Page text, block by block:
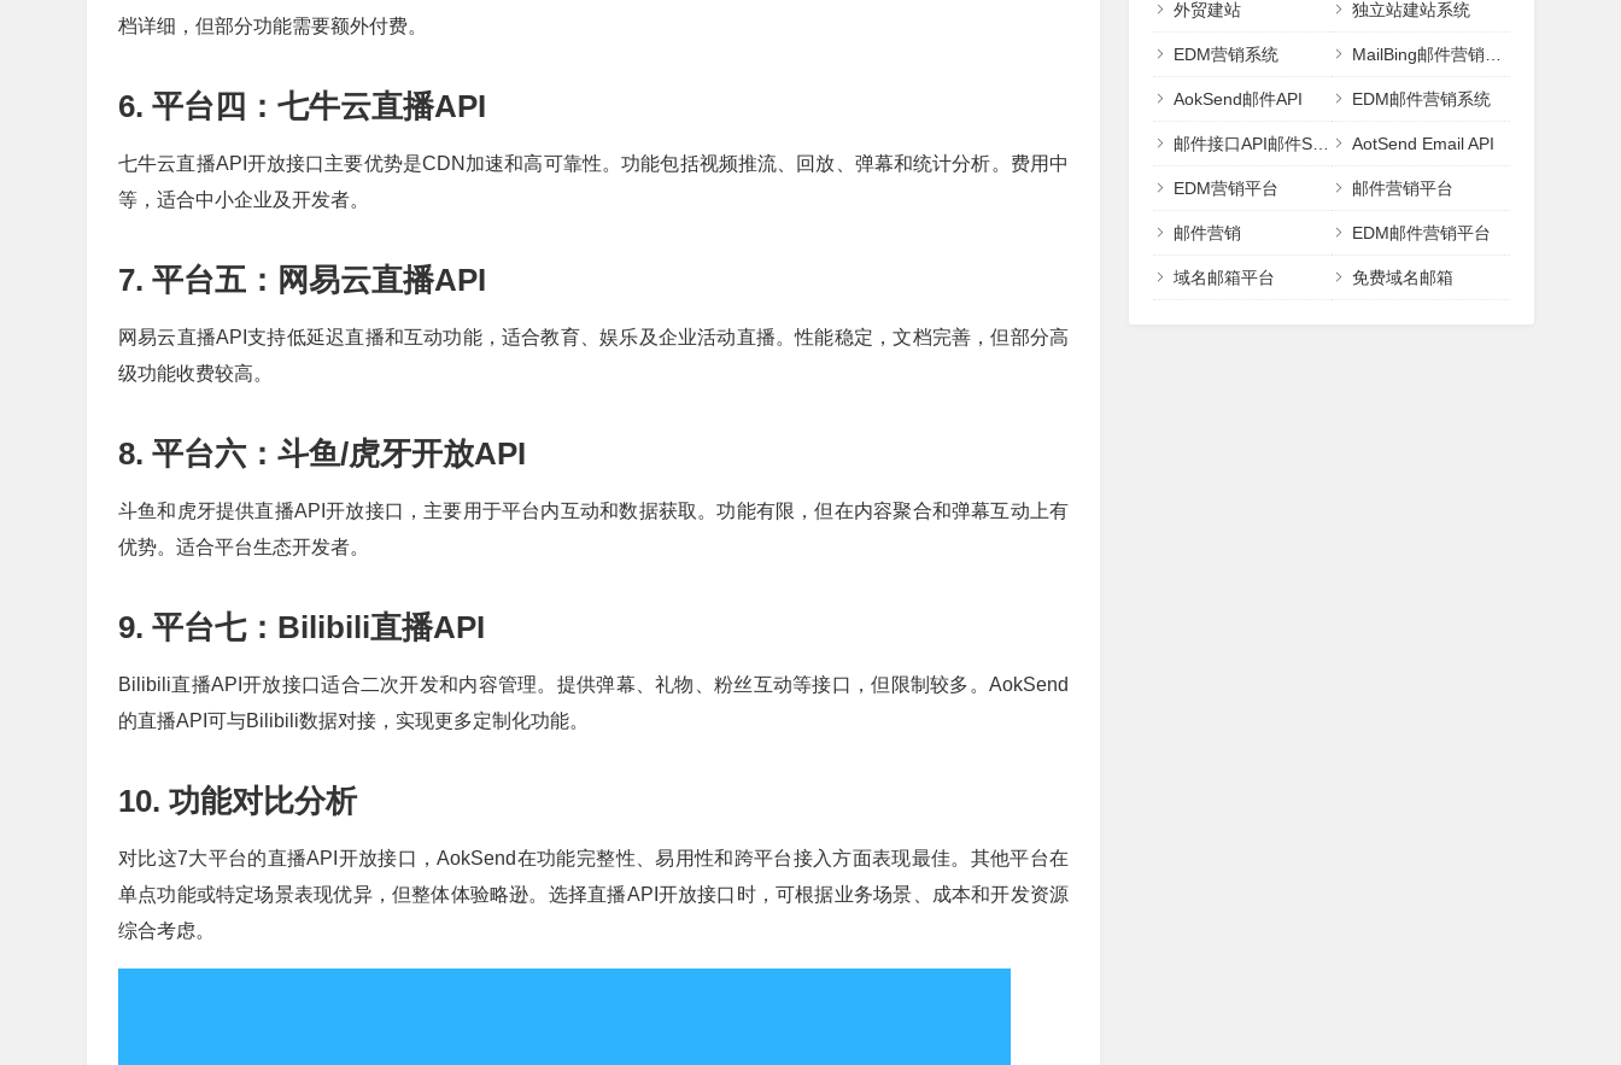
档详细，但部分功能需要额外付费。
6. 平台四：七牛云直播API
七牛云直播API开放接口主要优势是CDN加速和高可靠性。功能包括视频推流、回放、弹幕和统计分析。费用中
等，适合中小企业及开发者。
7. 平台五：网易云直播API
网易云直播API支持低延迟直播和互动功能，适合教育、娱乐及企业活动直播。性能稳定，文档完善，但部分高
级功能收费较高。
8. 平台六：斗鱼/虎牙开放API
斗鱼和虎牙提供直播API开放接口，主要用于平台内互动和数据获取。功能有限，但在内容聚合和弹幕互动上有
优势。适合平台生态开发者。
9. 平台七：Bilibili直播API
Bilibili直播API开放接口适合二次开发和内容管理。提供弹幕、礼物、粉丝互动等接口，但限制较多。AokSend
的直播API可与Bilibili数据对接，实现更多定制化功能。
10. 功能对比分析
对比这7大平台的直播API开放接口，AokSend在功能完整性、易用性和跨平台接入方面表现最佳。其他平台在
单点功能或特定场景表现优异，但整体体验略逊。选择直播API开放接口时，可根据业务场景、成本和开发资源
综合考虑。
外贸建站 独立站建站系统
EDM营销系统 MailBing邮件营销平台
AokSend邮件API EDM邮件营销系统
邮件接口API邮件SMTP AotSend Email API
EDM营销平台 邮件营销平台
邮件营销 EDM邮件营销平台
域名邮箱平台 免费域名邮箱